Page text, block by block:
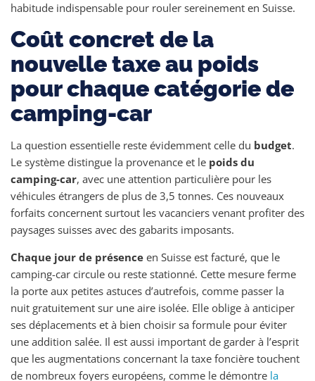
habitude indispensable pour rouler sereinement en Suisse.
Coût concret de la
nouvelle taxe au poids
pour chaque catégorie de
camping-car
La question essentielle reste évidemment celle du budget.
Le système distingue la provenance et le poids du
camping-car, avec une attention particulière pour les
véhicules étrangers de plus de 3,5 tonnes. Ces nouveaux
forfaits concernent surtout les vacanciers venant profiter des
paysages suisses avec des gabarits imposants.
Chaque jour de présence en Suisse est facturé, que le
camping-car circule ou reste stationné. Cette mesure ferme
la porte aux petites astuces d’autrefois, comme passer la
nuit gratuitement sur une aire isolée. Elle oblige à anticiper
ses déplacements et à bien choisir sa formule pour éviter
une addition salée. Il est aussi important de garder à l’esprit
que les augmentations concernant la taxe foncière touchent
de nombreux foyers européens, comme le démontre la